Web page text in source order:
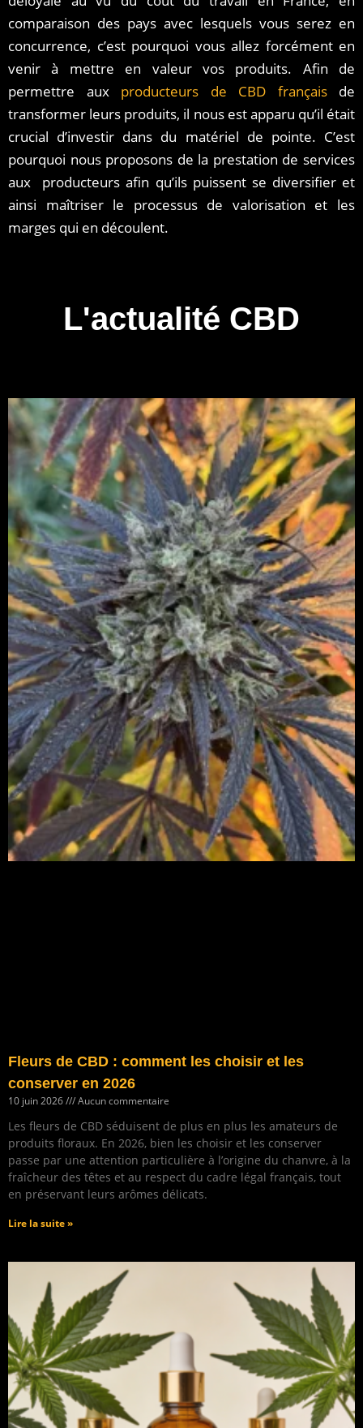
comparaison des pays avec lesquels vous serez en
concurrence, c’est pourquoi vous allez forcément en
venir à mettre en valeur vos produits. Afin de
permettre aux producteurs de CBD françaisde
transformer leurs produits, il nous est apparu qu’il était
crucial d’investir dans du matériel de pointe. C’est
pourquoi nous proposons de la prestation de services
aux producteurs afin qu’ils puissent se diversifier et
ainsi maîtriser le processus de valorisation et les
marges qui en découlent.
L'actualité CBD
Fleurs de CBD : comment les choisir et les
conserver en 2026
10 juin 2026 Aucun commentaire
Les fleurs de CBD séduisent de plus en plus les amateurs de
produits floraux. En 2026, bien les choisir et les conserver
passe par une attention particulière à l’origine du chanvre, à la
fraîcheur des têtes et au respect du cadre légal français, tout
en préservant leurs arômes délicats.
Lire la suite »